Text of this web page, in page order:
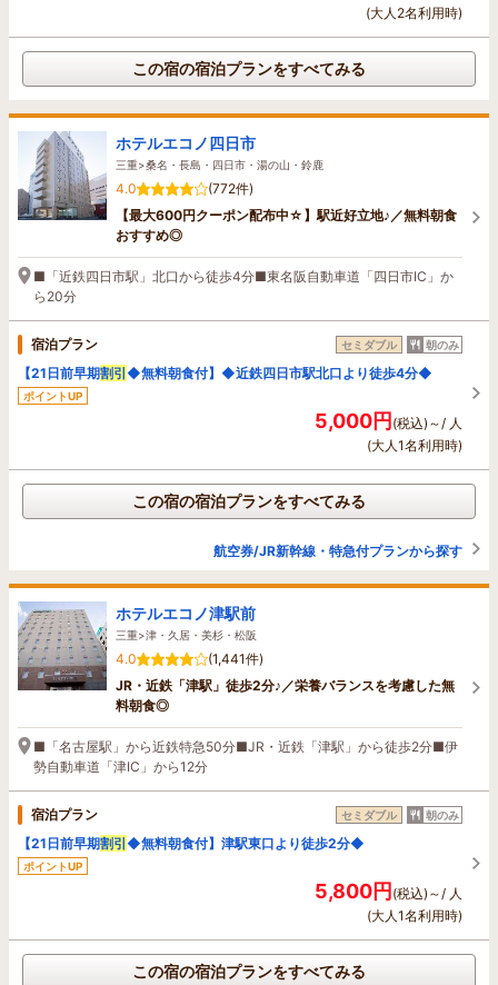
(大人2名利用時)
この宿の宿泊プランをすべてみる
ホテルエコノ四日市
三重>桑名・長島・四日市・湯の山・鈴鹿
4.0
(772件)
【最大600円クーポン配布中☆】駅近好立地♪／無料朝食
おすすめ◎
■「近鉄四日市駅」北口から徒歩4分■東名阪自動車道「四日市IC」か
ら20分
宿泊プラン セミダブル 朝のみ
【21日前早期割引◆無料朝食付】◆近鉄四日市駅北口より徒歩4分◆
ポイントUP
5,000円(税込)～/ 人
(大人1名利用時)
この宿の宿泊プランをすべてみる
航空券/JR新幹線・特急付プランから探す
ホテルエコノ津駅前
三重>津・久居・美杉・松阪
4.0
(1,441件)
JR・近鉄「津駅」徒歩2分♪／栄養バランスを考慮した無
料朝食◎
■「名古屋駅」から近鉄特急50分■JR・近鉄「津駅」から徒歩2分■伊
勢自動車道「津IC」から12分
宿泊プラン セミダブル 朝のみ
【21日前早期割引◆無料朝食付】津駅東口より徒歩2分◆
ポイントUP
5,800円(税込)～/ 人
(大人1名利用時)
この宿の宿泊プランをすべてみる